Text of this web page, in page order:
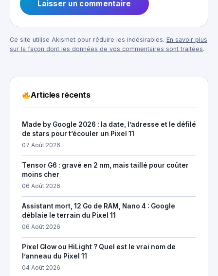
Ce site utilise Akismet pour réduire les indésirables. En savoir plus
sur la façon dont les données de vos commentaires sont traitées.
Articles récents
Made by Google 2026 : la date, l’adresse et le défilé
de stars pour t’écouler un Pixel 11
07 Août 2026
Tensor G6 : gravé en 2 nm, mais taillé pour coûter
moins cher
06 Août 2026
Assistant mort, 12 Go de RAM, Nano 4 : Google
déblaie le terrain du Pixel 11
06 Août 2026
Pixel Glow ou HiLight ? Quel est le vrai nom de
l’anneau du Pixel 11
04 Août 2026